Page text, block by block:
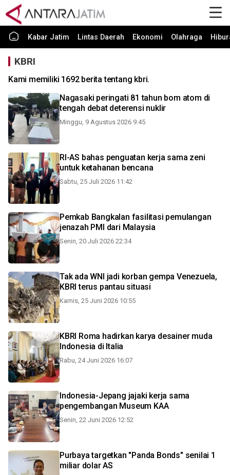
Kabar Jatim Lintas Daerah Ekonomi Olahraga
KBRI
Kami memiliki 1692 berita tentang kbri.
Nagasaki peringati 81 tahun bom atom di
tengah debat deterensi nuklir
Minggu, 9 Agustus 2026 9:45
RI-AS bahas penguatan kerja sama zeni
untuk ketahanan bencana
Sabtu, 25 Juli 2026 11:42
Pemkab Bangkalan fasilitasi pemulangan
jenazah PMI dari Malaysia
Senin, 20 Juli 2026 22:34
Tak ada WNI jadi korban gempa Venezuela,
KBRI terus pantau situasi
Kamis, 25 Juni 2026 10:55
KBRI Roma hadirkan karya desainer muda
Indonesia di Italia
Rabu, 24 Juni 2026 16:07
Indonesia-Jepang jajaki kerja sama
pengembangan Museum KAA
Senin, 22 Juni 2026 12:52
Purbaya targetkan "Panda Bonds" senilai 1
miliar dolar AS